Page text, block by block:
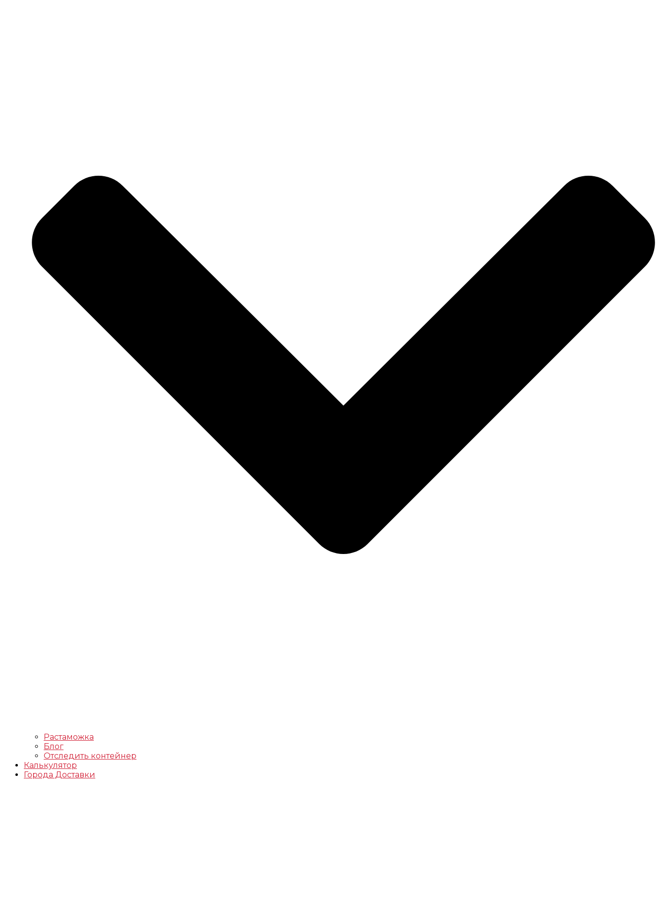
Растаможка
Блог
Отследить контейнер
Калькулятор
Города Доставки